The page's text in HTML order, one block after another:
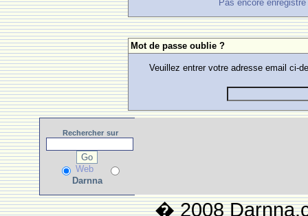
Pas encore
Mot de passe oublie ?
Veuillez entrer votre adresse email ci-
Rechercher sur
Web
Darnna
� 2008